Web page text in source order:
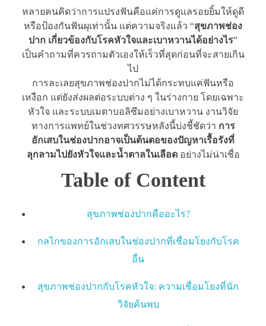
หลายคนคิดว่าการแปรงฟันคือแค่การดูแลรอยยิ้มให้ดูดี
หรือป้องกันฟันผุเท่านั้น แต่ความจริงแล้ว “สุขภาพช่อง
ปาก เกี่ยวข้องกับโรคหัวใจและเบาหวานได้อย่างไร”
เป็นคำถามที่ควรถามตัวเองให้เร็วที่สุดก่อนที่จะสายเกิน
ไป
การละเลยสุขภาพช่องปากไม่ได้กระทบแค่ฟันหรือ
เหงือก แต่ยังส่งผลต่อระบบต่าง ๆ ในร่างกาย โดยเฉพาะ
หัวใจ และระบบเมตาบอลิซึมอย่างเบาหวาน งานวิจัย
ทางการแพทย์ในช่วงทศวรรษหลังนี้บ่งชี้ชัดว่า การ
อักเสบในช่องปากอาจเป็นต้นตอของปัญหาเรื้อรังที่
ลุกลามไปยังหัวใจและน้ำตาลในเลือดอย่างไม่น่าเชื่อ
Table of Content
สุขภาพช่องปากคืออะไร?
กลไกของการอักเสบในช่องปากที่เชื่อมโยงกับโรค
อื่น
สุขภาพช่องปากกับโรคหัวใจ: ความเชื่อมโยงที่นัก
วิจัยค้นพบ